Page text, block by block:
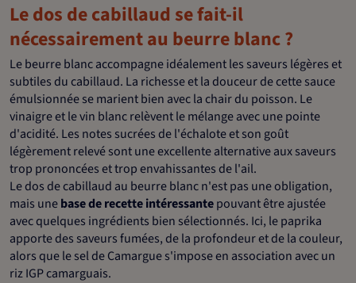
Le dos de cabillaud se fait-il
nécessairement au beurre blanc ?
Le beurre blanc accompagne idéalement les saveurs légères et
subtiles du cabillaud. La richesse et la douceur de cette sauce
émulsionnée se marient bien avec la chair du poisson. Le
vinaigre et le vin blanc relèvent le mélange avec une pointe
d'acidité. Les notes sucrées de l'échalote et son goût
légèrement relevé sont une excellente alternative aux saveurs
trop prononcées et trop envahissantes de l'ail.
Le dos de cabillaud au beurre blanc n'est pas une obligation,
mais unebase de recette intéressantepouvant être ajustée
avec quelques ingrédients bien sélectionnés. Ici, le paprika
apporte des saveurs fumées, de la profondeur et de la couleur,
alors que le sel de Camargue s'impose en association avec un
riz IGP camarguais.